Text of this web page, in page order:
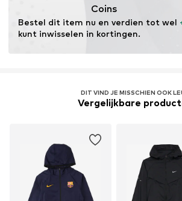
Eigenschap: Winddicht
Coins
Bestel dit item nu en verdien tot wel
kunt inwisselen in kortingen.
DIT VIND JE MISSCHIEN OOK
Vergelijkbare